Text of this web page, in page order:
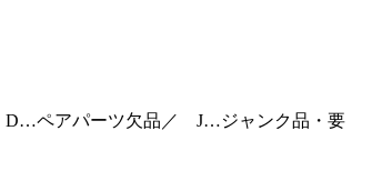
ペアパーツ欠品／ J…ジャンク品・要